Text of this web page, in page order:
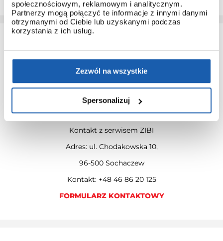
społecznościowym, reklamowym i analitycznym.
Partnerzy mogą połączyć te informacje z innymi danymi
otrzymanymi od Ciebie lub uzyskanymi podczas
korzystania z ich usług.
Zezwól na wszystkie
Spersonalizuj
KONTAKT Z SERWISEM ZIBI
Masz pytania? Zadzwoń do serwisu Zibi bądź skorzystaj z
naszego formularza kontaktowego.
Kontakt z serwisem ZIBI
Adres: ul. Chodakowska 10,
96-500 Sochaczew
Kontakt: +48 46 86 20 125
FORMULARZ KONTAKTOWY